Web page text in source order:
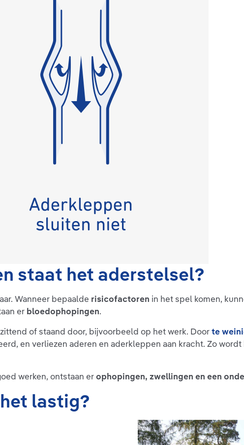
staat het aderstelsel?
Wanneer bepaalde risicofactoren in het spel komen,
er bloedophopingen.
of staand door, bijvoorbeeld op het werk. Doorte
en verliezen aderen en aderkleppen aan kracht. Zo
werken, ontstaan erophopingen, zwellingen en een
lastig?